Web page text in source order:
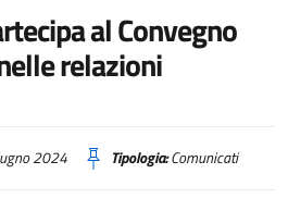
al Convegno
relazioni
2024 Tipologia:Comunicati